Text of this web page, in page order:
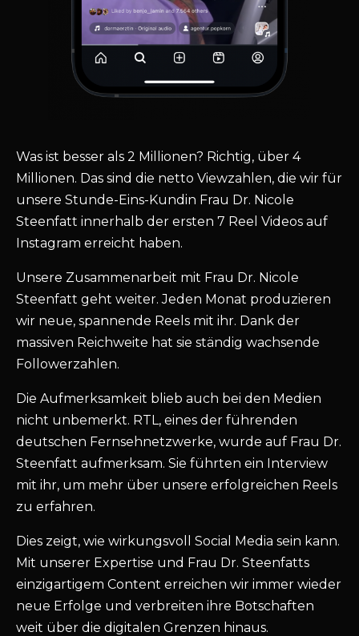
Was ist besser als 2 Millionen? Richtig, über 4
Millionen. Das sind die netto Viewzahlen, die wir für
unsere Stunde-Eins-Kundin Frau Dr. Nicole
Steenfatt innerhalb der ersten 7 Reel Videos auf
Instagram erreicht haben.
Unsere Zusammenarbeit mit Frau Dr. Nicole
Steenfatt geht weiter. Jeden Monat produzieren
wir neue, spannende Reels mit ihr. Dank der
massiven Reichweite hat sie ständig wachsende
Followerzahlen.
Die Aufmerksamkeit blieb auch bei den Medien
nicht unbemerkt. RTL, eines der führenden
deutschen Fernsehnetzwerke, wurde auf Frau Dr.
Steenfatt aufmerksam. Sie führten ein Interview
mit ihr, um mehr über unsere erfolgreichen Reels
zu erfahren.
Dies zeigt, wie wirkungsvoll Social Media sein kann.
Mit unserer Expertise und Frau Dr. Steenfatts
einzigartigem Content erreichen wir immer wieder
neue Erfolge und verbreiten ihre Botschaften
weit über die digitalen Grenzen hinaus.